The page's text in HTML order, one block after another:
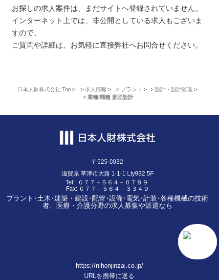
お探しの求人案件は、まだサイトへ登録されていません。
インターネット上では、非公開としている求人もございま
すので、
ご質問や詳細は、お気軽に直接弊社へお問合せください。
日本人財株式会社 Top > 求人情報 > プラント > 設計・設計監理 >
業種/職種 意匠設計
〒525-0032
滋賀県 草津市大路 1-1-1 Lty932 5F
Tel:
０７７－５６４－０７８９
Fax: ０７７－５６４－３３４９
プラント･土木･建築・建設･配管･設備･電気･計装･各種機械の技術
者、医療・介護分野の求人募集や派遣なら
https://nihonjinzai.co.jp/
URLを携帯に送る